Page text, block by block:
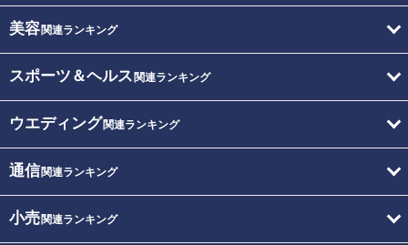
美容関連ランキング
スポーツ＆ヘルス 関連ランキング
ウエディング関連ランキング
通信関連ランキング
小売関連ランキング